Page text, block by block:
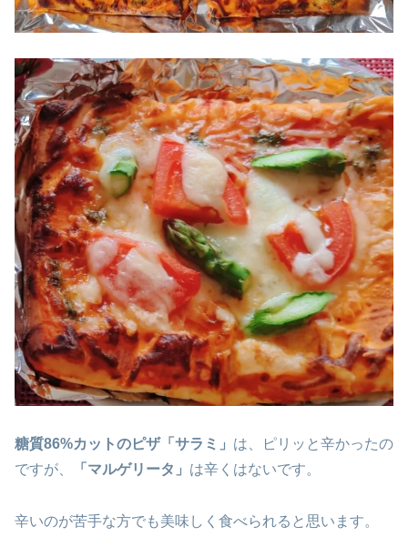
糖質86%カットのピザ「サラミ」 は、ピリッと辛かったの
ですが、
「マルゲリータ」 は辛くはないです。
辛いのが苦手な方でも美味しく食べられると思います。